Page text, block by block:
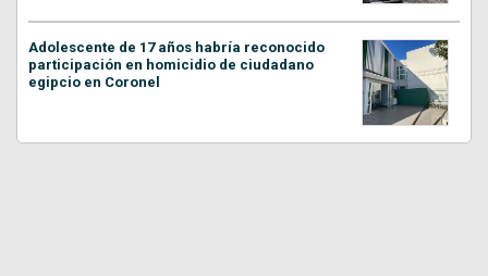
Adolescente de 17 años habría reconocido
participación en homicidio de ciudadano
egipcio en Coronel